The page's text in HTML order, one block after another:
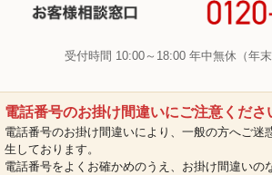
受付時間 10:00～18:00 年中無休（年末
電話番号のお掛け間違いにご注意くださ
電話番号のお掛け間違いにより、一般の方へご迷
生しております。
電話番号をよくお確かめのうえ、お掛け間違いの